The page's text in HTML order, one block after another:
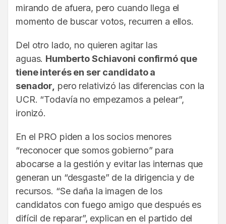
mirando de afuera, pero cuando llega el
momento de buscar votos, recurren a ellos.
Del otro lado, no quieren agitar las
aguas. Humberto Schiavoni confirmó que
tiene interés en ser candidato a
senador, pero relativizó las diferencias con la
UCR. “Todavía no empezamos a pelear”,
ironizó.
En el PRO piden a los socios menores
“reconocer que somos gobierno” para
abocarse a la gestión y evitar las internas que
generan un “desgaste” de la dirigencia y de
recursos. “Se daña la imagen de los
candidatos con fuego amigo que después es
difícil de reparar”, explican en el partido del